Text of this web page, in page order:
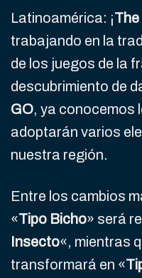
Latinoamérica: ¡
trabajando en la
de los juegos de la
descubrimiento de
GO, ya conocemos
adoptarán varios
nuestra región.
Entre los cambios
«Tipo Bicho» será
Insecto«, mientras
transformará en «